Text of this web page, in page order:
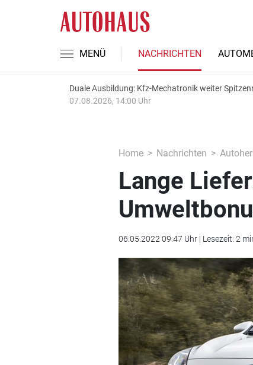
MENÜ NACHRICHTEN
Duale Ausbildung: Kfz-Mechatronik weiter
07.08.2026, 14:00 Uhr
Home Nachrichten
Lange
06.05.2022 09:47 Uhr | Lesezeit: 2